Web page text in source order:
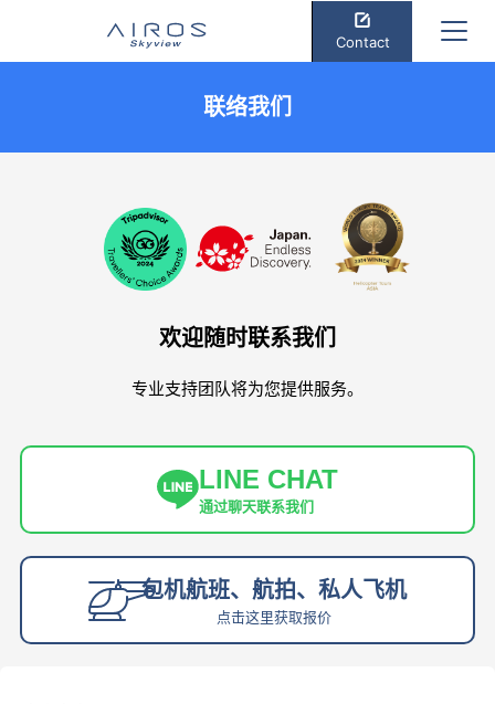
Contact
联络我们
欢迎随时联系我们
专业支持团队将为您提供服务。
LINE CHAT
通过聊天联系我们
包机航班、航拍、私人飞机
点击这里获取报价